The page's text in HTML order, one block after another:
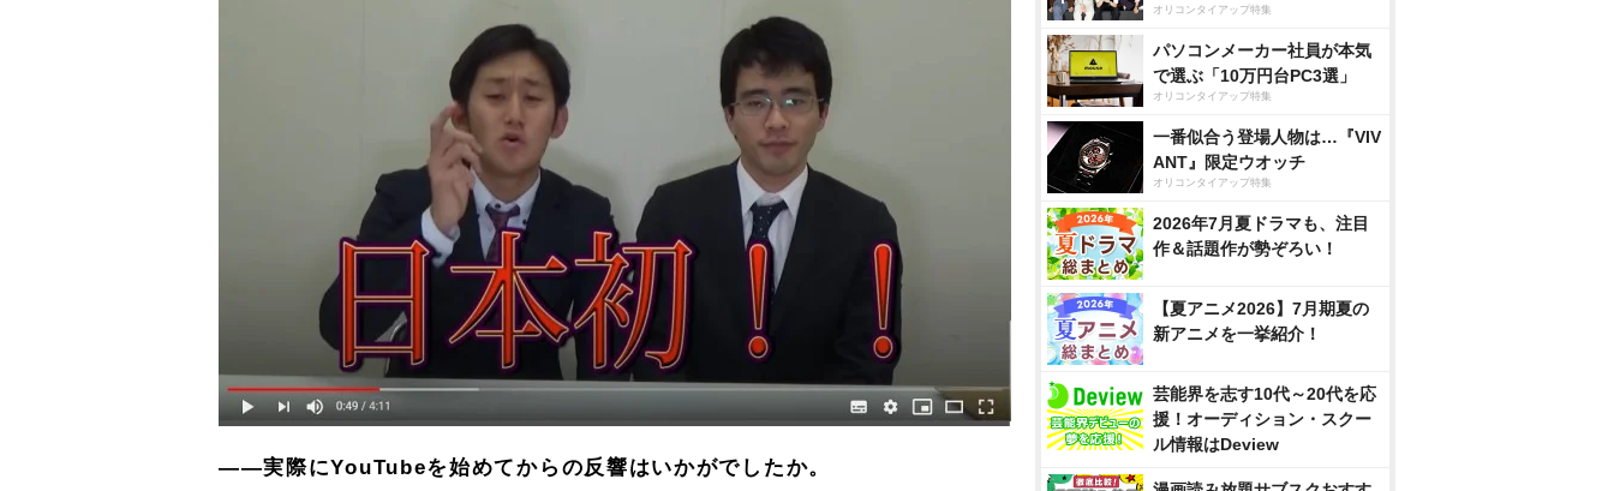
――実際にYouTubeを始めてからの反響はいかがでしたか。
オリコンタイアップ特集
パソコンメーカー社員が本気
で選ぶ「10万円台PC3選」
オリコンタイアップ特集
一番似合う登場人物は…『VIV
ANT』限定ウオッチ
オリコンタイアップ特集
2026年7月夏ドラマも、注目
作＆話題作が勢ぞろい！
【夏アニメ2026】7月期夏の
新アニメを一挙紹介！
芸能界を志す10代～20代を応
援！オーディション・スクー
ル情報はDeview